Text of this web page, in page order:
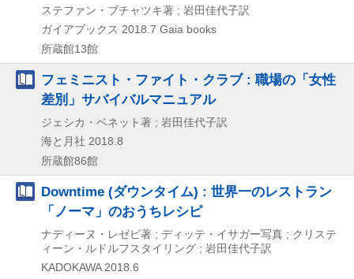
ステファン・ブチャツキ著 ; 岩田佳代子訳
ガイアブックス 2018.7 Gaia books
所蔵館13館
フェミニスト・ファイト・クラブ : 職場の「女性
差別」サバイバルマニュアル
ジェシカ・ベネット著 ; 岩田佳代子訳
海と月社 2018.8
所蔵館86館
Downtime (ダウンタイム) : 世界一のレストラン
「ノーマ」のおうちレシピ
ナディーヌ・レゼピ著 ; ディッテ・イサガー写真 ; クリステ
ィーン・ルドルフスタイリング ; 岩田佳代子訳
KADOKAWA 2018.6